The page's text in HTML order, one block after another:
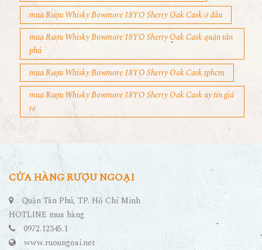
mua Rượu Whisky Bowmore 18YO Sherry Oak Cask ở đâu
mua Rượu Whisky Bowmore 18YO Sherry Oak Cask quận tân
phú
mua Rượu Whisky Bowmore 18YO Sherry Oak Cask tphcm
mua Rượu Whisky Bowmore 18YO Sherry Oak Cask uy tín giá
rẻ
CỬA HÀNG RƯỢU NGOẠI
Quận Tân Phú, TP. Hồ Chí Minh
HOTLINE mua hàng
0972.12345.1
www.ruoungoai.net